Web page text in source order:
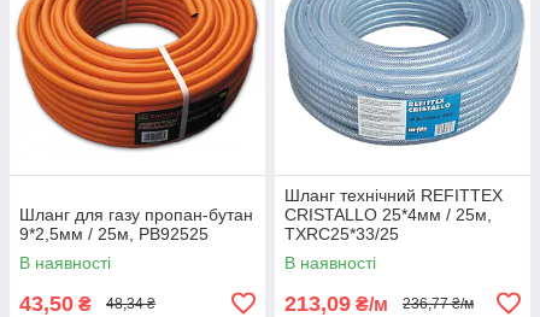
Шланг для газу пропан-бутан
9*2,5мм / 25м, PB92525
В наявності
43,50 ₴ 48,34 ₴
Шланг технічний REFITTEX
CRISTALLO 25*4мм / 25м,
TXRC25*33/25
В наявності
213,09 ₴/м 236,77 ₴/м